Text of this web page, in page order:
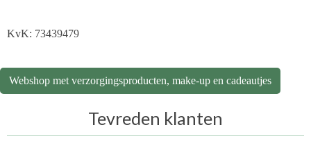
KvK: 73439479
Webshop met verzorgingsproducten, make-up en cadeautjes
Tevreden klanten